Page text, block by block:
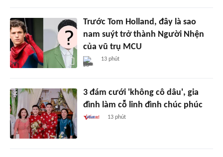
Trước Tom Holland, đây là sao
nam suýt trở thành Người Nhện
của vũ trụ MCU
13 phút
3 đám cưới 'không cô dâu', gia
đình làm cỗ linh đình chúc phúc
13 phút